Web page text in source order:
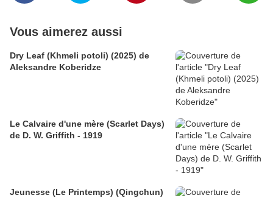
Vous aimerez aussi
Dry Leaf (Khmeli potoli) (2025) de
Aleksandre Koberidze
Le Calvaire d'une mère (Scarlet Days)
de D. W. Griffith - 1919
Jeunesse (Le Printemps) (Qingchun)